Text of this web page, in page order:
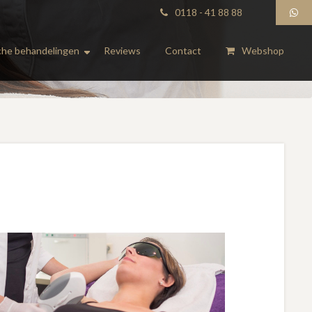
behandelingen Reviews Contact Webshop
0118 - 41 88 88